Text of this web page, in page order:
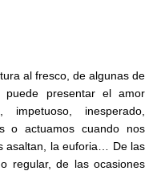
al fresco, de algunas de
presentar el amor
impetuoso, inesperado,
o actuamos cuando nos
asaltan, la euforia… De las
regular, de las ocasiones